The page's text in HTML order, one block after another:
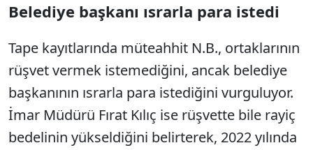
Belediye başkanı ısrarla para istedi
Tape kayıtlarında müteahhit N.B., ortaklarının
rüşvet vermek istemediğini, ancak belediye
başkanının ısrarla para istediğini vurguluyor.
İmar Müdürü Fırat Kılıç ise rüşvette bile rayiç
bedelinin yükseldiğini belirterek, 2022 yılında